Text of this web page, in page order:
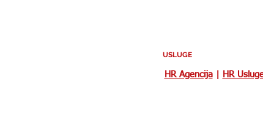
USLUGE
HR Agencija| HR